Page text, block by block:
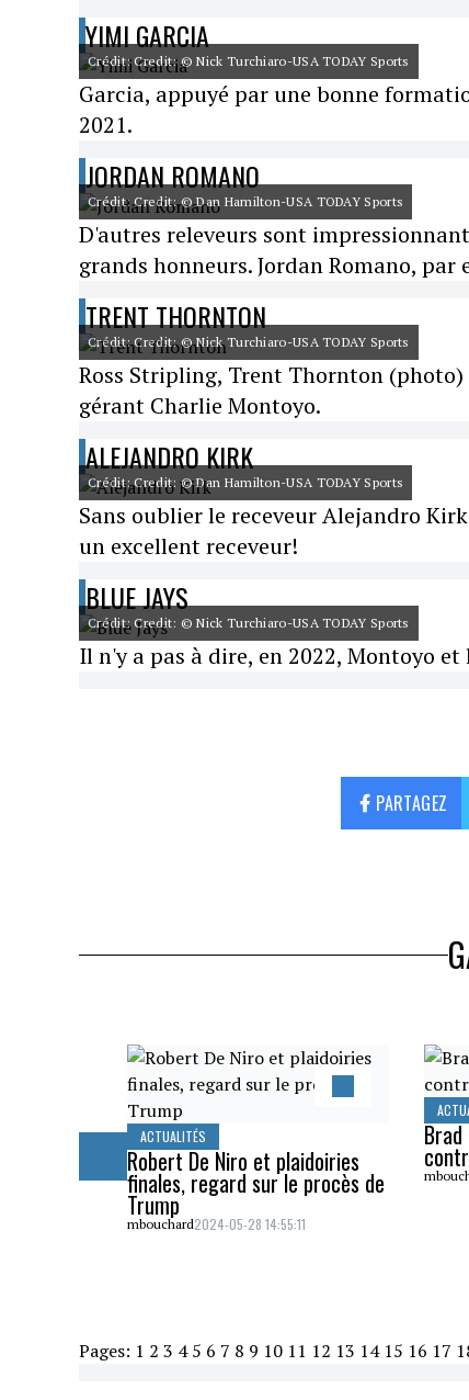
YIMI GARCIA
Crédit: Credit: © Nick Turchiaro-USA TODAY Sports
Garcia, appuyé par une bonne
2021.
JORDAN ROMANO
Crédit: Credit: © Dan Hamilton-USA TODAY Sports
D'autres releveurs sont
grands honneurs. Jordan Romano, par
TRENT THORNTON
Crédit: Credit: © Nick Turchiaro-USA TODAY Sports
Ross Stripling, Trent Thornton
gérant Charlie Montoyo.
ALEJANDRO KIRK
Crédit: Credit: © Dan Hamilton-USA TODAY Sports
Sans oublier le receveur Alejandro
un excellent receveur!
BLUE JAYS
Crédit: Credit: © Nick Turchiaro-USA TODAY Sports
Il n'y a pas à dire, en 2022, Montoyo et
PARTAGEZ
ACTUALITÉS
Robert De Niro et plaidoiries
finales, regard sur le procès de
Trump
mbouchard2024-05-28 14:55:11
Pages: 1 2 3 4 5 6 7 8 9 10 11 12 13 14 15 16 17